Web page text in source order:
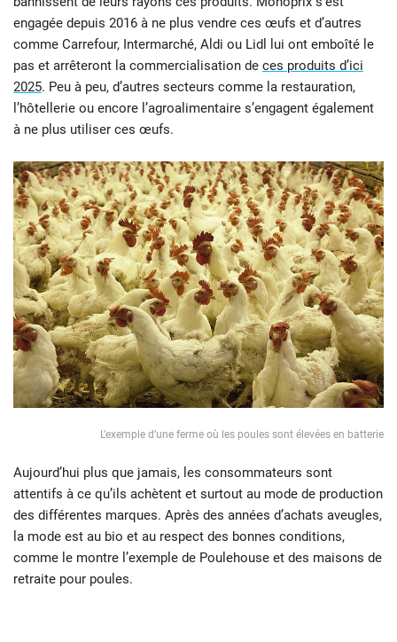
engagée depuis 2016 à ne plus vendre ces œufs et d’autres
comme Carrefour, Intermarché, Aldi ou Lidl lui ont emboîté le
pas et arrêteront la commercialisation de ces produits d’ici
2025. Peu à peu, d’autres secteurs comme la restauration,
l’hôtellerie ou encore l’agroalimentaire s’engagent également
à ne plus utiliser ces œufs.
L’exemple d’une ferme où les poules sont élevées en batterie
Aujourd’hui plus que jamais, les consommateurs sont
attentifs à ce qu’ils achètent et surtout au mode de production
des différentes marques. Après des années d’achats aveugles,
la mode est au bio et au respect des bonnes conditions,
comme le montre l’exemple de Poulehouse et des maisons de
retraite pour poules.